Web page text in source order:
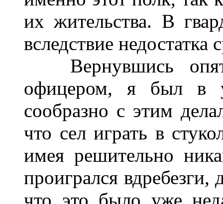
их жительства. В
вследствие недостатка
Вернувшись
офицером, я был в
сообразно с этим
что сел играть в
имея решительно
проигрался